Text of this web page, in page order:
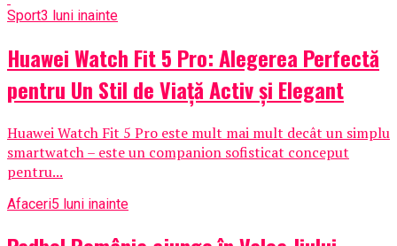
Sport3 luni inainte
Huawei Watch Fit 5 Pro: Alegerea Perfectă
pentru Un Stil de Viață Activ și Elegant
Huawei Watch Fit 5 Pro este mult mai mult decât un simplu
smartwatch – este un companion sofisticat conceput
pentru...
Afaceri5 luni inainte